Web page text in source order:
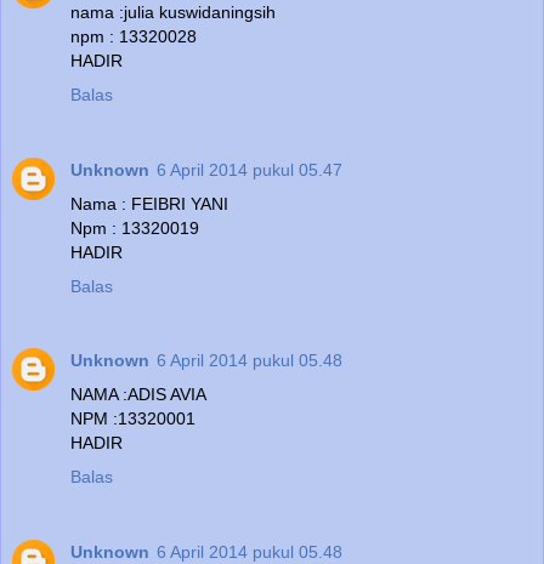
nama :julia kuswidaningsih
npm : 13320028
HADIR
Balas
Unknown 6 April 2014 pukul 05.47
Nama : FEIBRI YANI
Npm : 13320019
HADIR
Balas
Unknown 6 April 2014 pukul 05.48
NAMA :ADIS AVIA
NPM :13320001
HADIR
Balas
Unknown 6 April 2014 pukul 05.48